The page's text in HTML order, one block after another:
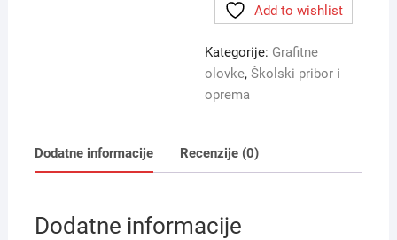
Add to wishlist
Kategorije: Grafitne
olovke,Školski pribor i
oprema
Dodatne informacije Recenzije (0)
Dodatne informacije